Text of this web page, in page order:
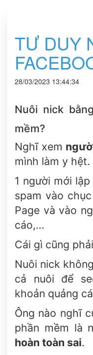
TƯ DUY
28/03/2023 13:44:34
Nuôi nick
mềm?
Nghĩ xem
mình làm y hệt.
1 người mới
spam vào
Page và vào
cáo,…
Cái gì cũng
Nuôi nick
cả nuôi để
khoản quảng
Ông nào nghĩ
phần mềm là
hoàn toàn sai.